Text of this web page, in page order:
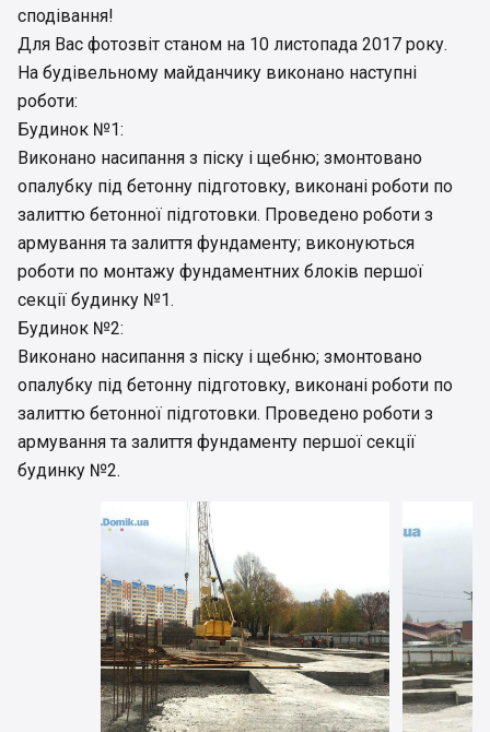
сподівання!
Для Вас фотозвіт станом на 10 листопада 2017 року.
На будівельному майданчику виконано наступні
роботи:
Будинок №1:
Виконано насипання з піску і щебню; змонтовано
опалубку під бетонну підготовку, виконані роботи по
залиттю бетонної підготовки. Проведено роботи з
армування та залиття фундаменту; виконуються
роботи по монтажу фундаментних блоків першої
секції будинку №1.
Будинок №2:
Виконано насипання з піску і щебню; змонтовано
опалубку під бетонну підготовку, виконані роботи по
залиттю бетонної підготовки. Проведено роботи з
армування та залиття фундаменту першої секції
будинку №2.